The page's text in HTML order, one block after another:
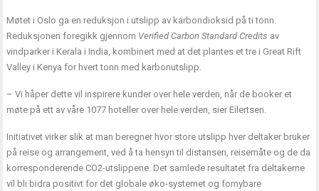
Møtet i Oslo ga en reduksjon i utslipp av karbondioksid på ti tonn.
Reduksjonen foregikk gjennom Verified Carbon Standard Credits av
vindparker i Kerala i India, kombinert med at det plantes et tre i Great Rift
Valley i Kenya for hvert tonn med karbonutslipp.
– Vi håper dette vil inspirere kunder over hele verden, når de booker et
møte på ett av våre 1077 hoteller over hele verden, sier Eilertsen.
Initiativet virker slik at man beregner hvor store utslipp hver deltaker bruker
på reise og arrangement, ved å ta hensyn til distansen, reisemåte og de da
korresponderende CO2-utslippene. Det samlede resultatet fra deltakerne
vil bli bidra positivt for det globale øko-systemet og fornybare